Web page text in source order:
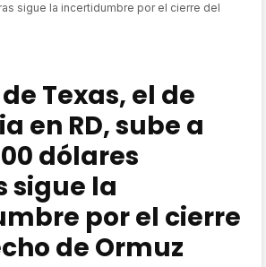
sigue la incertidumbre por el cierre del
Texas, el de
en RD, sube a
dólares
sigue la
por el cierre
de Ormuz